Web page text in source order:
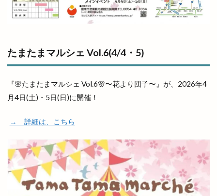
たまたまマルシェ Vol.6(4/4・5)
『🌸たまたまマルシェ Vol.6🌸〜花より団子〜』が、2026年4
月4日(土)・5日(日)に開催！
→ 詳細は、こちら